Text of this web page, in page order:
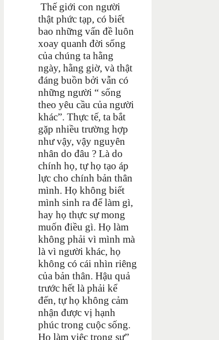
Thế giới con người
thật phức tạp, có biết
bao những vấn đề luôn
xoay quanh đời sống
của chúng ta hằng
ngày, hằng giờ, và thật
đáng buồn bởi vẫn có
những người “ sống
theo yêu cầu của người
khác”. Thực tế, ta bắt
gặp nhiều trường hợp
như vậy, vậy nguyên
nhân do đâu ? Là do
chính họ, tự họ tạo áp
lực cho chính bản thân
mình. Họ không biết
mình sinh ra để làm gì,
hay họ thực sự mong
muốn điều gì. Họ làm
không phải vì mình mà
là vì người khác, họ
không có cái nhìn riêng
của bản thân. Hậu quả
trước hết là phải kể
đến, tự họ không cảm
nhận được vị hạnh
phúc trong cuộc sống.
Họ làm việc trong sự”